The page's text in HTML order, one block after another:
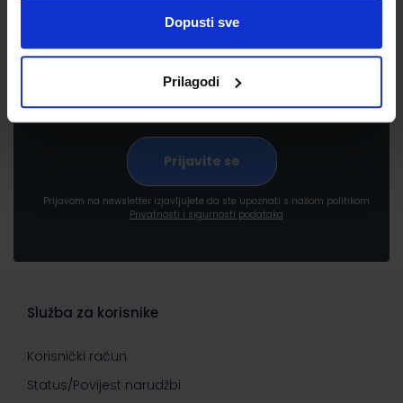
Dopusti sve
Prilagodi
proizvodima i uslugama, akcijama i drugim
pogodnostima
Prijavom na newsletter izjavljujete da ste upoznati s našom politikom
Privatnosti i sigurnosti podataka
Služba za korisnike
Korisnički račun
Status/Povijest narudžbi